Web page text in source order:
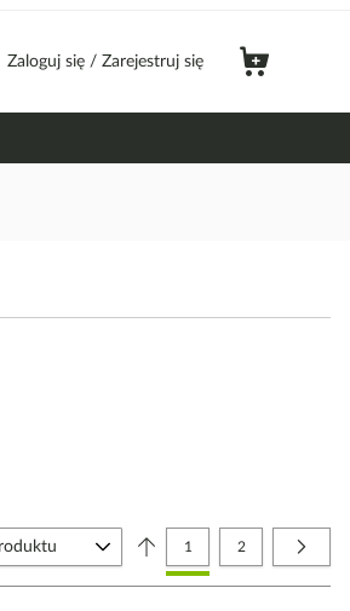
Zaloguj się / Zarejestruj się
Strona
Aktualnie czytasz stronę
1 Strona
2